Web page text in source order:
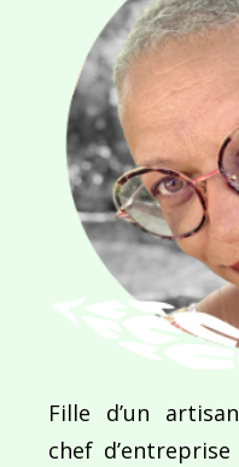
Enregistrer mon nom, mon e-mail et
Fille d’un
chef